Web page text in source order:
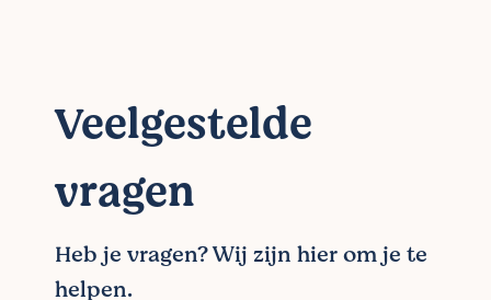
Veelgestelde
vragen
Heb je vragen? Wij zijn hier om je te
helpen.